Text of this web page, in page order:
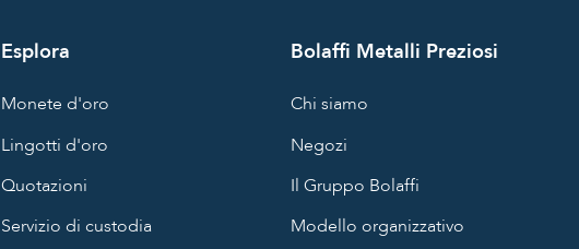
Esplora
Monete d'oro
Lingotti d'oro
Quotazioni
Servizio di custodia
Bolaffi Metalli Preziosi
Chi siamo
Negozi
Il Gruppo Bolaffi
Modello organizzativo